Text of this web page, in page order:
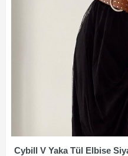
Cybill V Yaka Tül Elbise